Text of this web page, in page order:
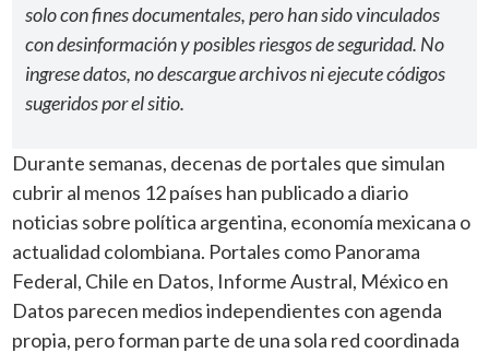
solo con fines documentales, pero han sido vinculados
con desinformación y posibles riesgos de seguridad. No
ingrese datos, no descargue archivos ni ejecute códigos
sugeridos por el sitio.
Durante semanas, decenas de portales que simulan
cubrir al menos 12 países han publicado a diario
noticias sobre política argentina, economía mexicana o
actualidad colombiana. Portales como Panorama
Federal, Chile en Datos, Informe Austral, México en
Datos parecen medios independientes con agenda
propia, pero forman parte de una sola red coordinada